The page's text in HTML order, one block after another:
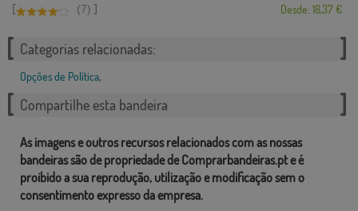
[ (7) ] Desde: 18,37 €
Categorias relacionadas:
Opções de Política,
Compartilhe esta bandeira
As imagens e outros recursos relacionados com as nossas
bandeiras são de propriedade de Comprarbandeiras.pt e é
proibido a sua reprodução, utilização e modificação sem o
consentimento expresso da empresa.